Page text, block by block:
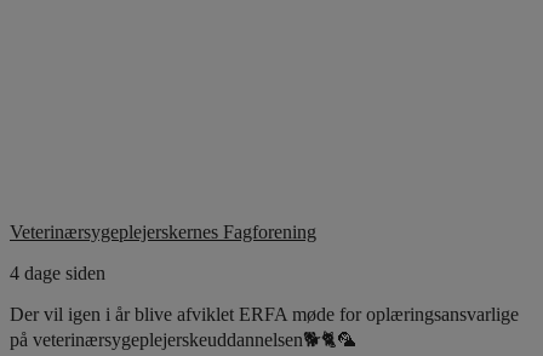
Veterinærsygeplejerskernes Fagforening
4 dage siden
Der vil igen i år blive afviklet ERFA møde for oplæringsansvarlige
på veterinærsygeplejerskeuddannelsen🐕🐈🦜